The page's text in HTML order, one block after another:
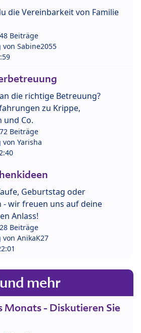
die Vereinbarkeit von Familie
Beiträge
von Sabine2055
die richtige Betreuung?
zu Krippe,
und Co.
Beiträge
von Yarisha
Geburtstag oder
- wir freuen uns auf deine
Anlass!
Beiträge
von AnikaK27
mehr
Monats - Diskutieren Sie